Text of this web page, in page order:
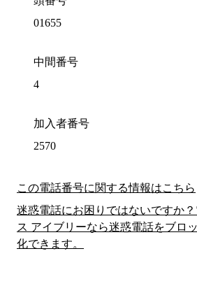
01655
中間番号
4
加入者番号
2570
この電話番号に関する情報はこちら
迷惑電話にお困りではないですか
ス アイブリーなら迷惑電話をブロ
化できます。